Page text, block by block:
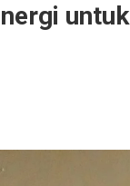
untuk